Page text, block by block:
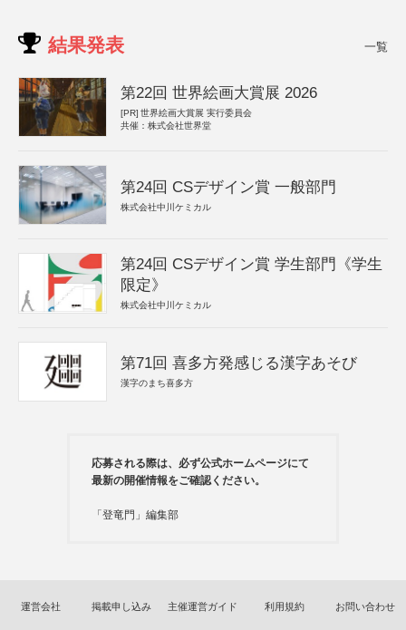
結果発表 一覧
第22回 世界絵画大賞展 2026
[PR] 世界絵画大賞展 実行委員会
共催：株式会社世界堂
第24回 CSデザイン賞 一般部門
株式会社中川ケミカル
第24回 CSデザイン賞 学生部門《学生
限定》
株式会社中川ケミカル
第71回 喜多方発感じる漢字あそび
漢字のまち喜多方
応募される際は、必ず公式ホームページにて
最新の開催情報をご確認ください。
「登竜門」編集部
運営会社 掲載申し込み 主催運営ガイド 利用規約 お問い合わせ